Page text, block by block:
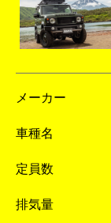
メーカー
車種名
定員数
排気量